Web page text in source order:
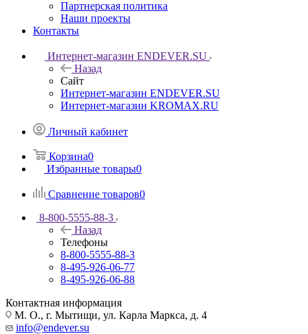
Партнерская политика
Наши проекты
Контакты
Интернет-магазин ENDEVER.SU
Назад
Сайт
Интернет-магазин ENDEVER.SU
Интернет-магазин KROMAX.RU
Личный кабинет
Корзина0
Избранные товары0
Сравнение товаров0
8-800-5555-88-3
Назад
Телефоны
8-800-5555-88-3
8-495-926-06-77
8-495-926-06-88
Контактная информация
М. О., г. Мытищи, ул. Карла Маркса, д. 4
info@endever.su